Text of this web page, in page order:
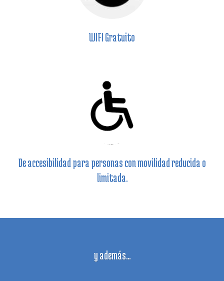
WIFI Gratuito
De accesibilidad para personas con movilidad reducida o
limitada.
y además...